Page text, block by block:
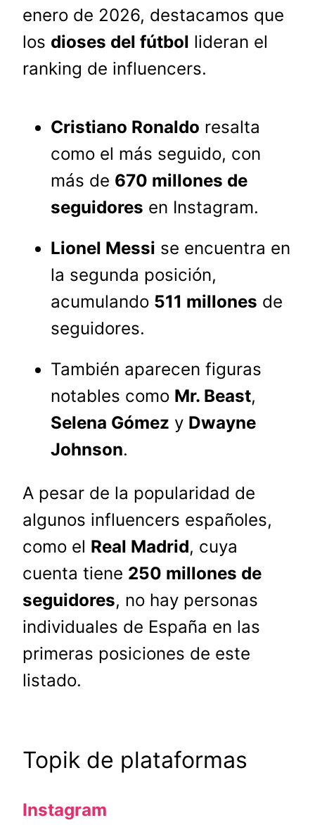
enero de 2026, destacamos que
los dioses del fútbol lideran el
ranking de influencers.
Cristiano Ronaldo resalta
como el más seguido, con
más de 670 millones de
seguidores en Instagram.
Lionel Messi se encuentra en
la segunda posición,
acumulando 511 millones de
seguidores.
También aparecen figuras
notables como Mr. Beast,
Selena Gómez y Dwayne
Johnson.
A pesar de la popularidad de
algunos influencers españoles,
como el Real Madrid, cuya
cuenta tiene 250 millones de
seguidores, no hay personas
individuales de España en las
primeras posiciones de este
listado.
Topik de plataformas
Instagram